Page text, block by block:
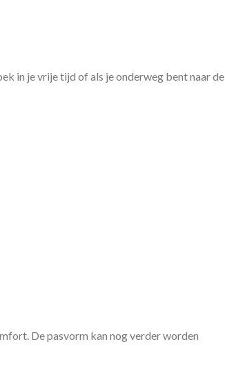
in je vrije tijd of als je onderweg bent naar de
De pasvorm kan nog verder worden